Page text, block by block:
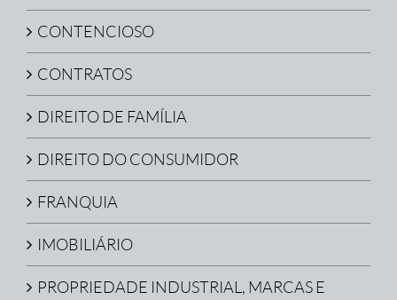
CONTENCIOSO
CONTRATOS
DIREITO DE FAMÍLIA
DIREITO DO CONSUMIDOR
FRANQUIA
IMOBILIÁRIO
PROPRIEDADE INDUSTRIAL, MARCAS E